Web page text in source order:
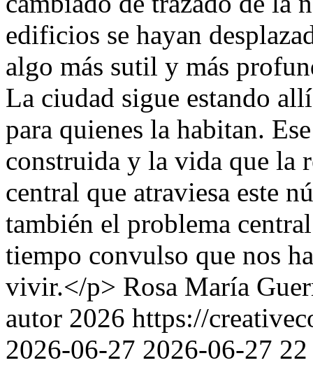
edificios se hayan
algo más sutil y más
La ciudad sigue estando
para quienes la habitan.
construida y la vida que la
central que atraviesa este
también el problema
tiempo convulso que nos
vivir.</p> Rosa María
autor 2026 https://
2026-06-27 2026-06-27